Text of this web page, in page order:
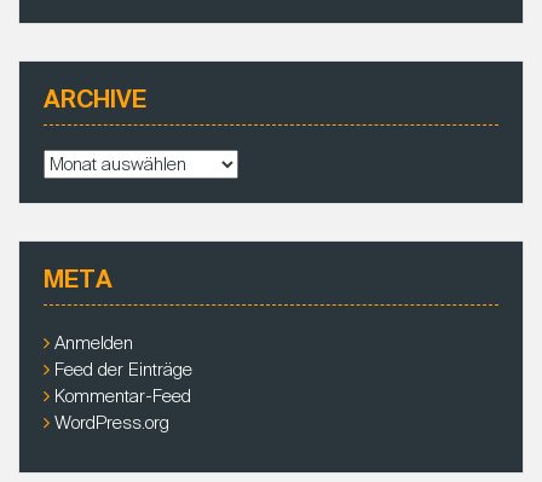
ARCHIVE
A
h
i
v
META
Anmelden
Feed der Einträge
Kommentar-Feed
WordPress.org